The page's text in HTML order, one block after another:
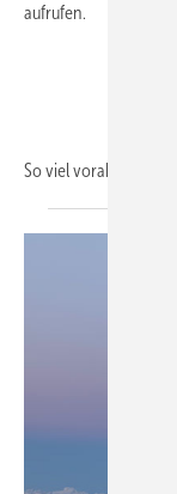
aufrufen.
So vielvorab...